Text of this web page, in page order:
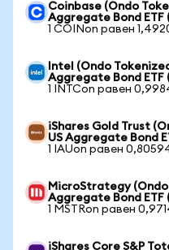
Coinbase (Ondo
Aggregate Bond ETF
1 COINon равен
Intel (Ondo
Aggregate Bond ETF
1 INTCon равен
iShares Gold Trust
US Aggregate Bond
1 IAUon равен
MicroStrategy (Ondo
Aggregate Bond ETF
1 MSTRon равен
iShares Core S&P